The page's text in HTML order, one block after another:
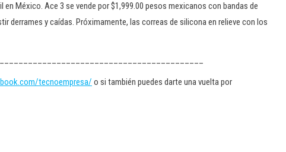
México. Ace 3 se vende por $1,999.00 pesos mexicanos con bandas de
derrames y caídas. Próximamente, las correas de silicona en relieve con los
tecnoempresa/ o si también puedes darte una vuelta por